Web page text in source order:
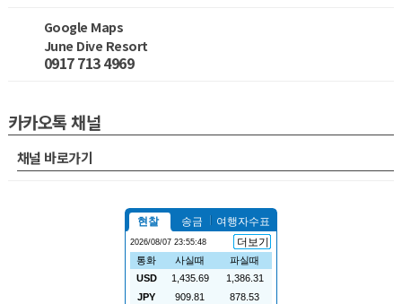
Google Maps
June Dive Resort
0917 713 4969
카카오톡 채널
채널 바로가기